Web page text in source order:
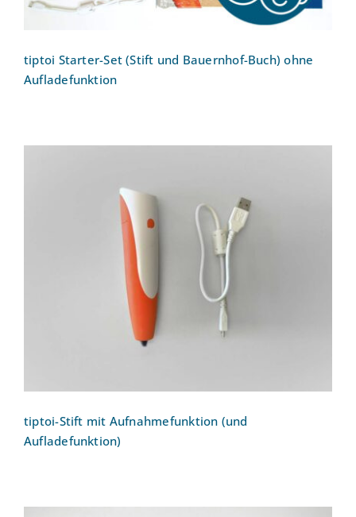
tiptoi Starter-Set (Stift und Bauernhof-Buch) ohne
Aufladefunktion
tiptoi-Stift mit Aufnahmefunktion (und
Aufladefunktion)
tiptoi-Stift mit Aufnahmefunktion (und
Aufladefunktion)